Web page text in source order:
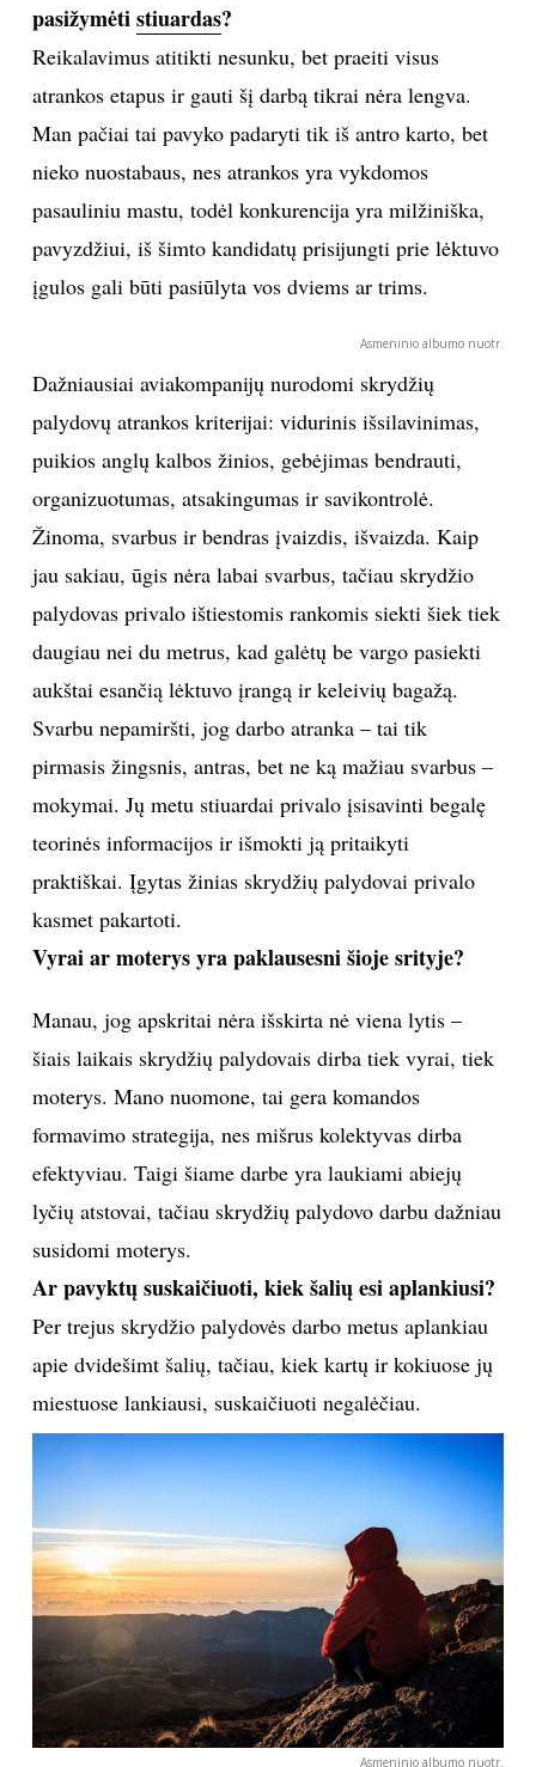
Prenumeruodami portalą,
taisyklėmis
pasižymėtistiuardas?
Reikalavimus atitikti nesunku, bet praeiti visus
atrankos etapus ir gauti šį darbą tikrai nėra lengva.
Man pačiai tai pavyko padaryti tik iš antro karto, bet
nieko nuostabaus, nes atrankos yra vykdomos
pasauliniu mastu, todėl konkurencija yra milžiniška,
pavyzdžiui, iš šimto kandidatų prisijungti prie lėktuvo
įgulos gali būti pasiūlyta vos dviems ar trims.
Asmeninio albumo nuotr.
Dažniausiai aviakompanijų nurodomi skrydžių
palydovų atrankos kriterijai: vidurinis išsilavinimas,
puikios anglų kalbos žinios, gebėjimas bendrauti,
organizuotumas, atsakingumas ir savikontrolė.
Žinoma, svarbus ir bendras įvaizdis, išvaizda. Kaip
jau sakiau, ūgis nėra labai svarbus, tačiau skrydžio
palydovas privalo ištiestomis rankomis siekti šiek tiek
daugiau nei du metrus, kad galėtų be vargo pasiekti
aukštai esančią lėktuvo įrangą ir keleivių bagažą.
Svarbu nepamiršti, jog darbo atranka – tai tik
pirmasis žingsnis, antras, bet ne ką mažiau svarbus –
mokymai. Jų metu stiuardai privalo įsisavinti begalę
teorinės informacijos ir išmokti ją pritaikyti
praktiškai. Įgytas žinias skrydžių palydovai privalo
kasmet pakartoti.
Vyrai ar moterys yra paklausesni šioje srityje?
Manau, jog apskritai nėra išskirta nė viena lytis –
šiais laikais skrydžių palydovais dirba tiek vyrai, tiek
moterys. Mano nuomone, tai gera komandos